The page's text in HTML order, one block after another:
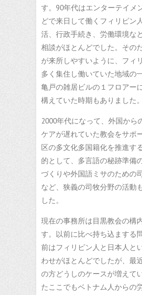
す。90年代はエンターテイメ
どで来日して働くフィリピン
活、行政手続き、労働環境な
相談がほとんどでした。その
が来所しやすいように、フィ
多く集住し働いていた地域の
亀戸の雑居ビルの１フロアー
構えていた時期もありました。
2000年代になって、外国から
ケアが遅れていた教会をサポ
区の多文化多国籍化を推進す
的として、多言語の秘跡準備
づくりや外国語ミサのための
など、狭義の司牧分野の活動
した。
現在の事務所は目黒教会の構
す。以前に比べ持ち込まする
前はフィリピン人と日本人と
わせがほとんどでしたが、最
の方どうしのケースが増えて
たここでもベトナム人からの